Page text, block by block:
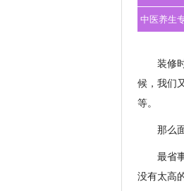
中医养生
装修
候，我们
等。
那么
最省
没有太高